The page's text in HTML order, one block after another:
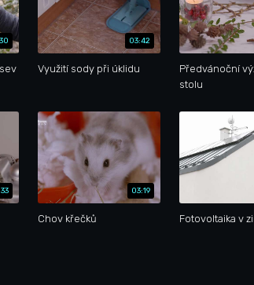
03:42
Využití sody při úklidu
Předvánoční
stolu
03:19
Chov křečků Fotovoltaika v